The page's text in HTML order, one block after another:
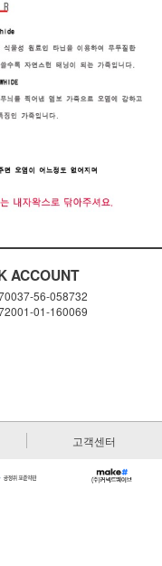
ACCOUNT
56-058732
01-160069
고객센터